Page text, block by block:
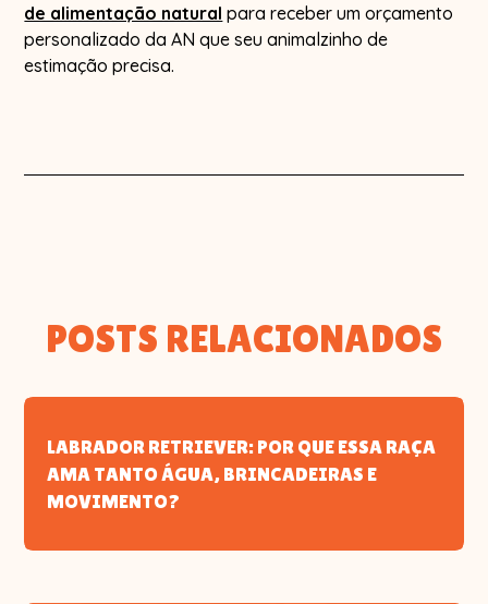
de alimentação natural para receber um orçamento
personalizado da AN que seu animalzinho de
estimação precisa.
POSTS RELACIONADOS
LABRADOR RETRIEVER: POR QUE ESSA RAÇA
AMA TANTO ÁGUA, BRINCADEIRAS E
MOVIMENTO?